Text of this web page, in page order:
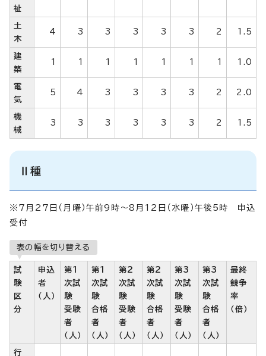
祉
土
木
4 3 3 3 3 3 2 1.5
建
築
1 1 1 1 1 1 1 1.0
電
気
5 4 3 3 3 3 2 2.0
機
械
3 3 3 3 3 3 2 1.5
Ⅱ種
※7月27日（月曜）午前9時～8月12日（水曜）午後5時 申込
受付
表の幅を切り替える
試
験
区
分
申込
者
（人）
第1
次試
験
受験
者
（人）
第1
次試
験
合格
者
（人）
第2
次試
験
受験
者
（人）
第2
次試
験
合格
者
（人）
第3
次試
験
受験
者
（人）
第3
次試
験
合格
者
（人）
最終
競争
率
（倍）
行